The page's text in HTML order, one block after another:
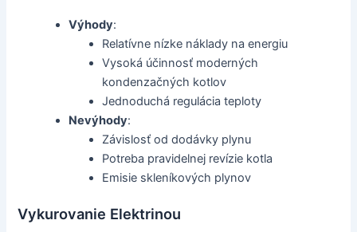
Výhody:
Relatívne nízke náklady na energiu
Vysoká účinnosť moderných
kondenzačných kotlov
Jednoduchá regulácia teploty
Nevýhody:
Závislosť od dodávky plynu
Potreba pravidelnej revízie kotla
Emisie skleníkových plynov
Vykurovanie Elektrinou